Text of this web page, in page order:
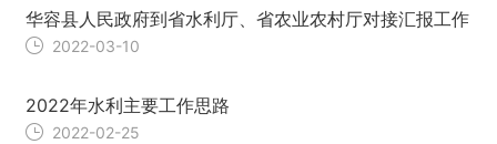
华容县人民政府到省水利厅、省农业农村厅对接汇报工作
2022-03-10
2022年水利主要工作思路
2022-02-25